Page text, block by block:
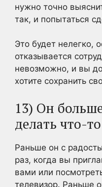
нужно точно
так, и попытаться
Это будет нелегко,
отказывается
невозможно, и вы
хотите сохранить
13) Он
делать что-
Раньше он с
раз, когда вы
вами или
телевизор. Раньше